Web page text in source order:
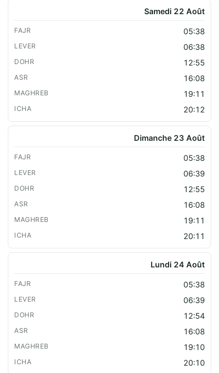
Samedi 22 Août
05:38
06:38
12:55
16:08
19:11
20:12
Dimanche 23 Août
05:38
06:39
12:55
16:08
19:11
20:11
Lundi 24 Août
05:38
06:39
12:54
16:08
19:10
20:10